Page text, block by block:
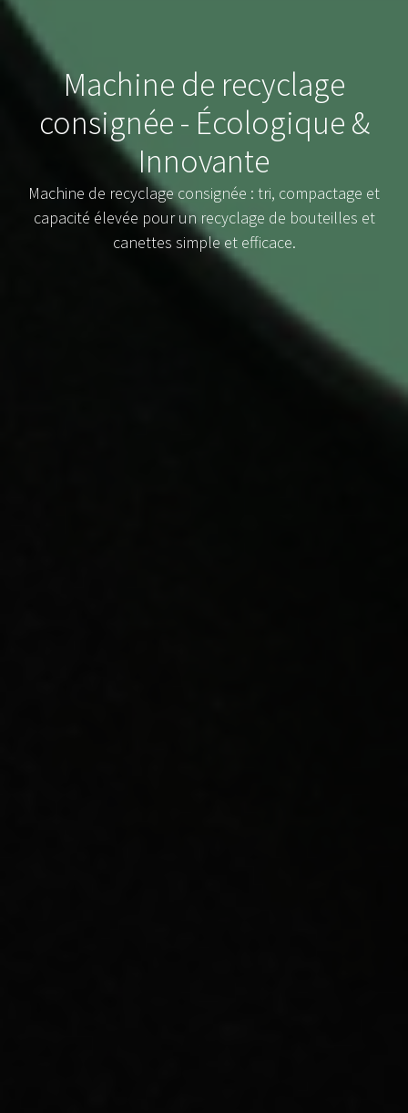
Machine de recyclage
consignée - Écologique &
Innovante
Machine de recyclage consignée : tri, compactage et
capacité élevée pour un recyclage de bouteilles et
canettes simple et efficace.